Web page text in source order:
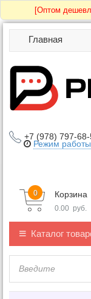
[Оптом
Главная
+7 (978) 797-68-
Режим работы
Корзина
0
0.00 руб.
Каталог